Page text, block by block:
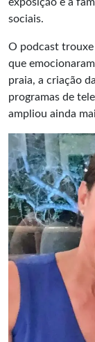
sociais.
O podcast
que
praia, a criação
programas de
ampliou ainda